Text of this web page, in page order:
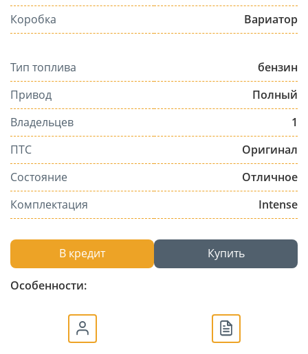
Коробка
Вариатор
Тип топлива
бензин
Привод
Полный
Владельцев
1
ПТС
Оригинал
Состояние
Отличное
Комплектация
Intense
В кредит Купить
Особенности: